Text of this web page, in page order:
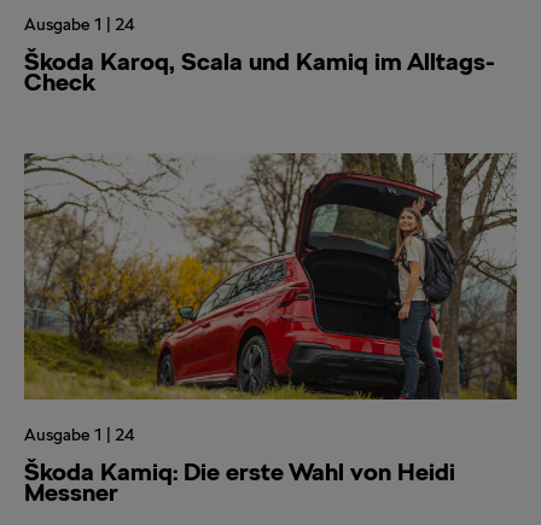
Ausgabe 1 | 24
Škoda Karoq, Scala und Kamiq im Alltags-
Check
Ausgabe 1 | 24
Škoda Kamiq: Die erste Wahl von Heidi
Messner